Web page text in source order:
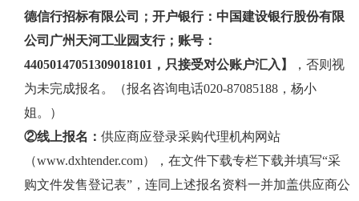
德信行招标有限公司； 开户银行： 中国建设银行股份有限
公司广州天河工业园支行；账号：
44050147051309018101 ，只接受对公账户汇入】
，否则视
为未完成报名。（报名咨询电话020-87085188，杨小
姐。）
②线上报名： 供应商应登录采购代理机构网站
（www.dxhtender.com），在文件下载专栏下载并填写“采
购文件发售登记表”，连同上述报名资料一并加盖供应商公